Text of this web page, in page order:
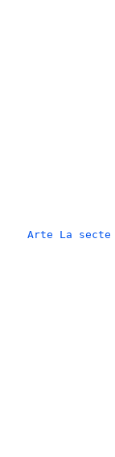
Arte La secte